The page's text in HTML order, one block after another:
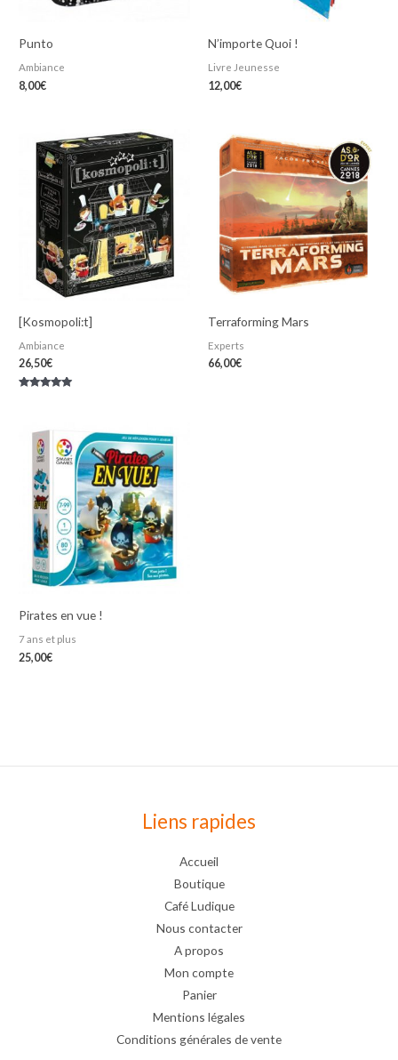
Punto
Ambiance
8,00€
N’importe Quoi !
Livre Jeunesse
12,00€
[Kosmopoli:t]
Ambiance
26,50€
Terraforming Mars
Experts
66,00€
Pirates en vue !
7 ans et plus
25,00€
Liens rapides
Accueil
Boutique
Café Ludique
Nous contacter
A propos
Mon compte
Panier
Mentions légales
Conditions générales de vente